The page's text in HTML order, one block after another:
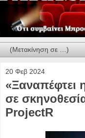
20 Φεβ 2024
«Ξαναπέφτει
σε
ProjectR